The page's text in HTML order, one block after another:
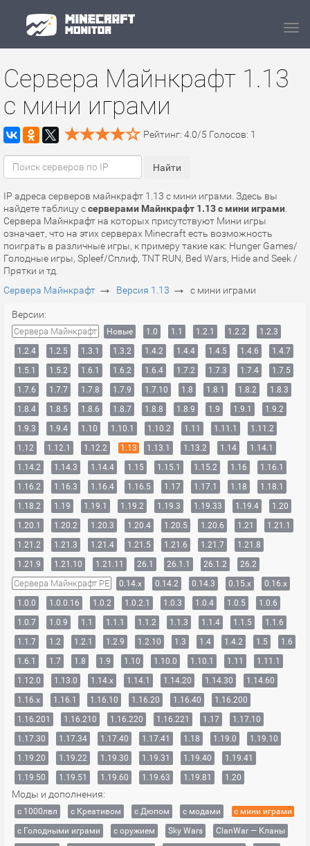
Сервера Майнкрафт 1.13
с мини играми
Рейтинг: 4.0/5 Голосов: 1
IP адреса серверов майнкрафт 1.13 с мини играми. Здесь вы
найдете таблицу ссерверами Майнкрафт 1.13 с мини играми
Сервера Майнкрафт на которых присутствуют Мини игры
означает, что на этих серверах Minecraft есть возможность
поиграть в различные игры, к примеру такие как: Hunger Games/
Голодные игры, Spleef/Сплиф, TNT RUN, Bed Wars, Hide and Seek /
Прятки и тд.
Сервера Майнкрафт → Версия 1.13 → с мини играми
Версии:
Сервера Майнкрафт Новые 1.0 1.1 1.2.1 1.2.2
1.2.3
1.2.4
1.2.5 1.3.1 1.3.2 1.4.2 1.4.4 1.4.5 1.4.6
1.4.7
1.5.1
1.5.2 1.6.1 1.6.2 1.6.4 1.7.2 1.7.3 1.7.4
1.7.5
1.7.6
1.7.7 1.7.8 1.7.9 1.7.10 1.8 1.8.1 1.8.2
1.8.3
1.8.4
1.8.5 1.8.6 1.8.7 1.8.8 1.8.9 1.9 1.9.1
1.9.2
1.9.3
1.9.4 1.10 1.10.1 1.10.2 1.11 1.11.1
1.11.2
1.12
1.12.1 1.12.2 1.13 1.13.1 1.13.2 1.14
1.14.1
1.14.2
1.14.3 1.14.4 1.15 1.15.1 1.15.2 1.16
1.16.1
1.16.2
1.16.3 1.16.4 1.16.5 1.17 1.17.1 1.18
1.18.1
1.18.2
1.19 1.19.1 1.19.2 1.19.3 1.19.33 1.19.4
1.20
1.20.1
1.20.2 1.20.3 1.20.4 1.20.5 1.20.6 1.21
1.21.1
1.21.2
1.21.3 1.21.4 1.21.5 1.21.6 1.21.7
1.21.8
1.21.9
1.21.10 1.21.11 26.1 26.1.1 26.1.2 26.2
Сервера Майнкрафт PE 0.14.x 0.14.2 0.14.3 0.15.x
0.16.x
1.0.0
1.0.0.16 1.0.2 1.0.2.1 1.0.3 1.0.4 1.0.5
1.0.6
1.0.7
1.0.9 1.1 1.1.1 1.1.2 1.1.3 1.1.4 1.1.5
1.1.6
1.1.7
1.2 1.2.1 1.2.9 1.2.10 1.3 1.4 1.4.2 1.5
1.6
1.6.1
1.7 1.8 1.9 1.10 1.10.0 1.10.1 1.11
1.11.1
1.12.0
1.13.0 1.14.x 1.14.1 1.14.20 1.14.30
1.14.60
1.16.x
1.16.1 1.16.10 1.16.20 1.16.40
1.16.200
1.16.201
1.16.210 1.16.220 1.16.221 1.17
1.17.10
1.17.30
1.17.34 1.17.40 1.17.41 1.18 1.19.0
1.19.10
1.19.20
1.19.22 1.19.30 1.19.31 1.19.40
1.19.41
1.19.50
1.19.51 1.19.60 1.19.63 1.19.81 1.20
Моды и дополнения:
с 1000лвл c Креативом с Дюпом с модами
с мини играми
с Голодными играми
с оружием Sky Wars
ClanWar — Кланы